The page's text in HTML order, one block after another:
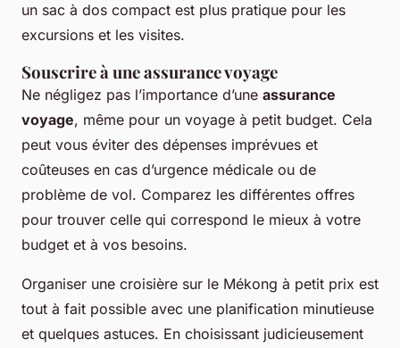
un sac à dos compact est plus pratique pour les
excursions et les visites.
Souscrire à une assurance voyage
Ne négligez pas l’importance d’une assurance
voyage, même pour un voyage à petit budget. Cela
peut vous éviter des dépenses imprévues et
coûteuses en cas d’urgence médicale ou de
problème de vol. Comparez les différentes offres
pour trouver celle qui correspond le mieux à votre
budget et à vos besoins.
Organiser une croisière sur le Mékong à petit prix est
tout à fait possible avec une planification minutieuse
et quelques astuces. En choisissant judicieusement